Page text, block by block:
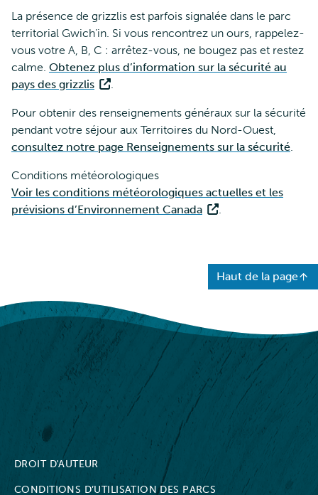
La présence de grizzlis est parfois signalée dans le parc
territorial Gwich’in. Si vous rencontrez un ours, rappelez-
vous votre A, B, C : arrêtez-vous, ne bougez pas et restez
calme. Obtenez plus d’information sur la sécurité au
pays des grizzlis
.
Pour obtenir des renseignements généraux sur la sécurité
pendant votre séjour aux Territoires du Nord-Ouest,
consultez notre page Renseignements sur la sécurité.
Conditions météorologiques
Voir les conditions météorologiques actuelles et les
prévisions d’Environnement Canada
.
Haut de la page
NWT Parks
DROIT D'AUTEUR
CONDITIONS D’UTILISATION DES PARCS